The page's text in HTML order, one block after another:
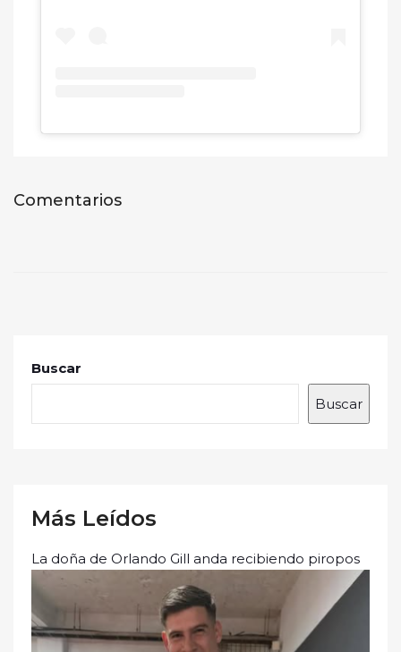
Comentarios
Buscar
Buscar
Más Leídos
La doña de Orlando Gill anda recibiendo piropos